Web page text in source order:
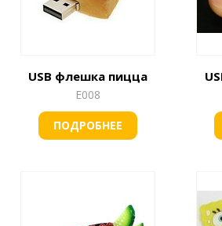
USB флешка пицца
Е008
ПОДРОБНЕЕ